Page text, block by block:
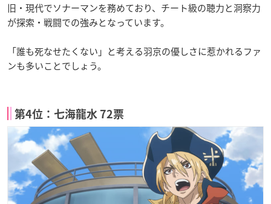
旧・現代でソナーマンを務めており、チート級の聴力と洞察力
が探索・戦闘での強みとなっています。
「誰も死なせたくない」と考える羽京の優しさに惹かれるファ
ンも多いことでしょう。
第4位：七海龍水 72票